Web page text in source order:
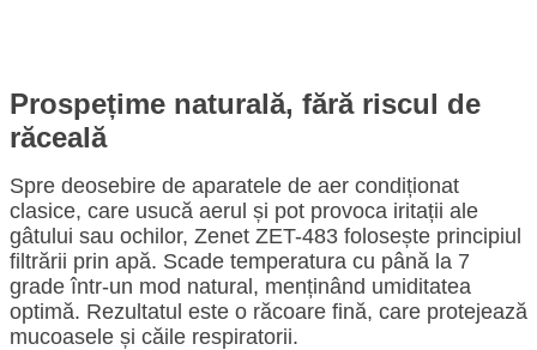
Prospețime naturală, fără riscul de
răceală
Spre deosebire de aparatele de aer condiționat
clasice, care usucă aerul și pot provoca iritații ale
gâtului sau ochilor, Zenet ZET-483 folosește principiul
filtrării prin apă. Scade temperatura cu până la 7
grade într-un mod natural, menținând umiditatea
optimă. Rezultatul este o răcoare fină, care protejează
mucoasele și căile respiratorii.